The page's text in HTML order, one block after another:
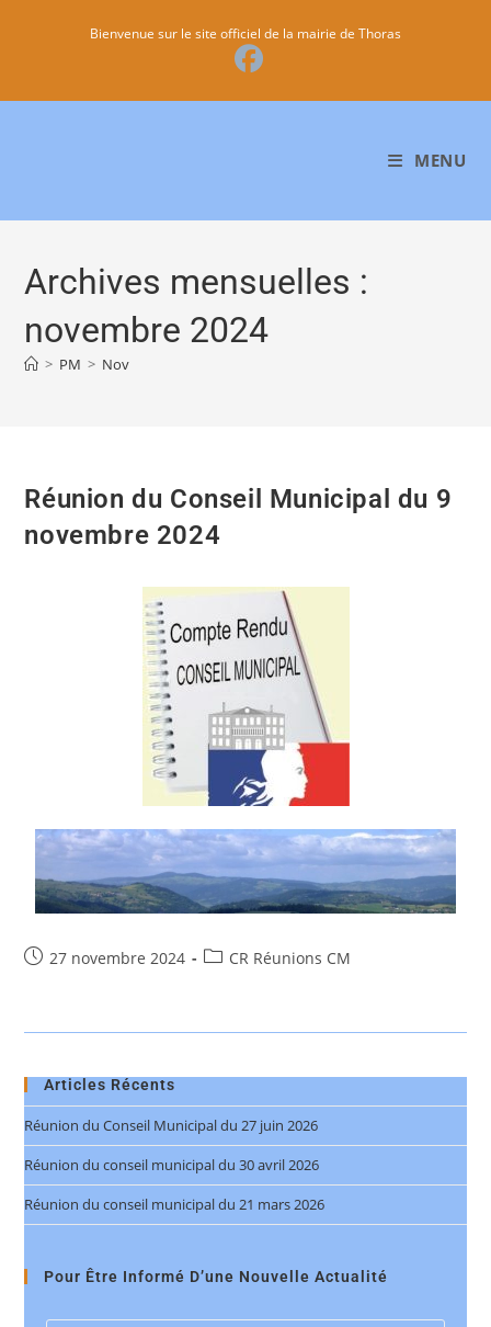
Bienvenue sur le site officiel de la mairie de Thoras
MENU
Archives mensuelles :
novembre 2024
> PM > Nov
Réunion du Conseil Municipal du 9
novembre 2024
27 novembre 2024 CR Réunions CM
Articles Récents
Réunion du Conseil Municipal du 27 juin 2026
Réunion du conseil municipal du 30 avril 2026
Réunion du conseil municipal du 21 mars 2026
Pour Être Informé D’une Nouvelle Actualité